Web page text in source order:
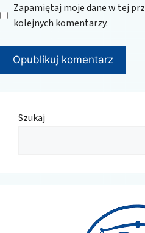
Zapamiętaj moje dane w tej
kolejnych komentarzy.
Szukaj